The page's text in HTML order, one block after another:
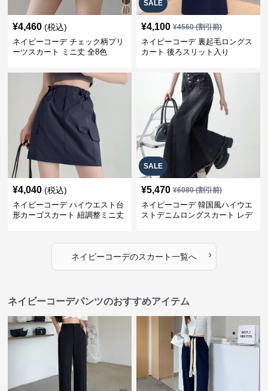
¥4,460 (税込)
ネイビーコーデ チェック柄プリ
ーツスカート ミニ丈 全8色
SALE
¥4,100 ¥4560(割引前)
ネイビーコーデ 裏起毛ロングス
カート 後ろスリット入り
¥4,040 (税込)
ネイビーコーデ ハイウエスト台
形カーゴスカート 紐調整ミニ丈
SALE
¥5,470 ¥6080(割引前)
ネイビーコーデ 韓国風ハイウエ
ストデニムロングスカート レデ
ネイビーコーデのスカート一覧へ ›
ネイビーコーデパンツのおすすめアイテム